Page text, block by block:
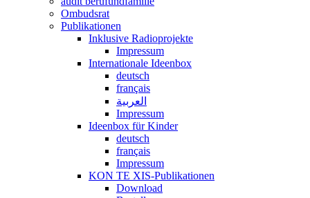
Ombudsrat
Publikationen
Inklusive Radioprojekte
Impressum
Internationale Ideenbox
deutsch
français
العربية
Impressum
Ideenbox für Kinder
deutsch
français
Impressum
KON TE XIS-Publikationen
Download